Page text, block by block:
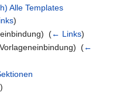
Alle Templates
)
(← Links)
(←
)